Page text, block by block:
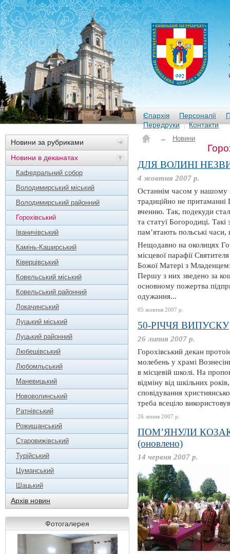
Єпархія Персоналії
Передруки
Контакти
Новини за рубриками
Новини в деканатах
Кафедральний собор
Володимирський міський
Володимирський районний
Горохівський
Іваничівський
Камінь-Каширський
Ківерцівський
Ковельський міський
Ковельський районний
Локачинський
Луцький міський
Луцький районний
Любешівський
Любомльський
Маневицький
Нововолинський
Ратнівський
Рожищанський
Старовижівський
Турійський
Цуманський
Шацький
Архів новин
Фотогалерея
→ Новини
ДЛЯ ВОЛИНІ
4 жовтня 2007 р.
Останнім часом у нашому
традиційно не притаманні
вченню. Так, подекуди
та статуї Богородиці.
пам’ятають польські
Нещодавно на околицях
місцевої парафії
Божої Матері з
Першу з них зведено за
основному пожертва
одужання...
05 жовтня 2007 р.
50-РІЧЧЯ ВИПУСКУ
26 липня 2007 р.
Горохівський декан
молебень у храмі
в місцевій школі. На
відміну від шкільних
сповідування
треба всеціло
26 липня 2007 р.
ПОМ’ЯНУЛИ
(оновлено)
14 червня 2007 р.